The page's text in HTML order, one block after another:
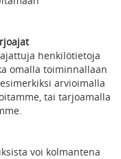
henkilötietoja
omalla toiminnallaan
arvioimalla
tai tarjoamalla
voi kolmantena